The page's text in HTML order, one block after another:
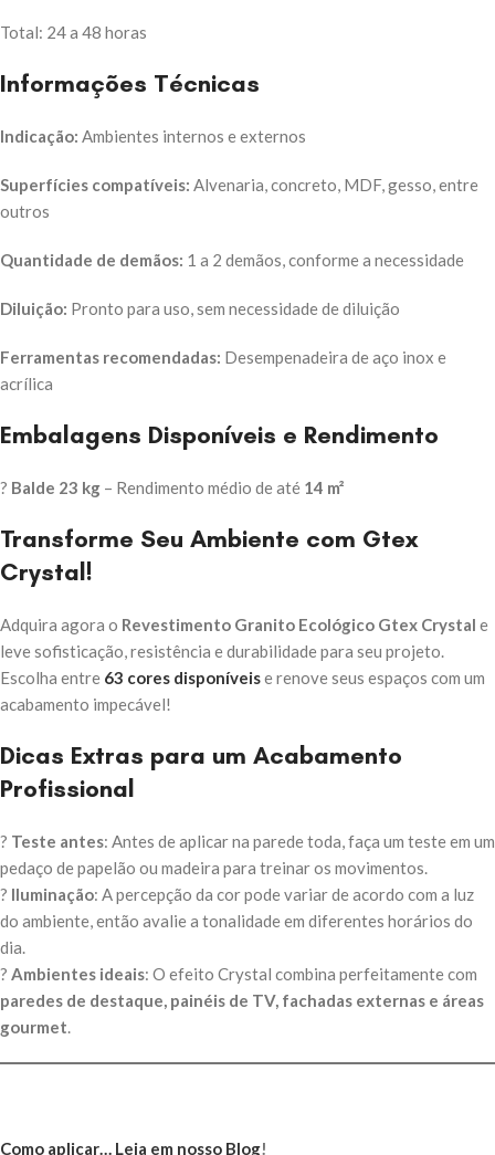
Total: 24 a 48 horas
Informações Técnicas
Indicação: Ambientes internos e externos
Superfícies compatíveis: Alvenaria, concreto, MDF, gesso, entre
outros
Quantidade de demãos: 1 a 2 demãos, conforme a necessidade
Diluição: Pronto para uso, sem necessidade de diluição
Ferramentas recomendadas: Desempenadeira de aço inox e
acrílica
Embalagens Disponíveis e Rendimento
? Balde 23 kg – Rendimento médio de até 14 m²
Transforme Seu Ambiente com Gtex
Crystal!
Adquira agora o Revestimento Granito Ecológico Gtex Crystal e
leve sofisticação, resistência e durabilidade para seu projeto.
Escolha entre 63 cores disponíveise renove seus espaços com um
acabamento impecável!
Dicas Extras para um Acabamento
Profissional
? Teste antes: Antes de aplicar na parede toda, faça um teste em um
pedaço de papelão ou madeira para treinar os movimentos.
? Iluminação: A percepção da cor pode variar de acordo com a luz
do ambiente, então avalie a tonalidade em diferentes horários do
dia.
? Ambientes ideais: O efeito Crystal combina perfeitamente com
paredes de destaque, painéis de TV, fachadas externas e áreas
gourmet.
Como aplicar… Leia em nosso Blog!